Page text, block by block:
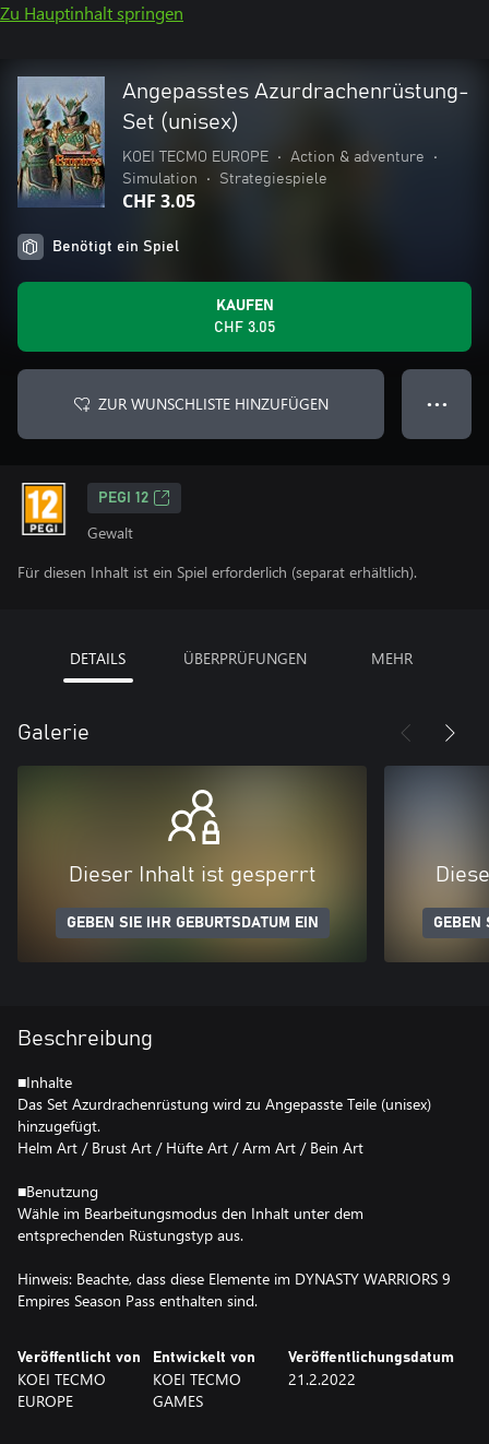
Zu Hauptinhalt springen
Angepasstes Azurdrachenrüstung-
Set (unisex)
KOEI TECMO EUROPE • Action & adventure
•
Simulation
• Strategiespiele
CHF 3.05
Benötigt ein Spiel
KAUFEN
CHF 3.05
ZUR WUNSCHLISTE HINZUFÜGEN ● ● ●
PEGI 12
Gewalt
Für diesen Inhalt ist ein Spiel erforderlich (separat erhältlich).
DETAILS ÜBERPRÜFUNGEN MEHR
Galerie
Dieser Inhalt ist gesperrt
GEBEN SIE IHR GEBURTSDATUM EIN GEBEN
Beschreibung
■Inhalte
Das Set Azurdrachenrüstung wird zu Angepasste Teile (unisex)
hinzugefügt.
Helm Art / Brust Art / Hüfte Art / Arm Art / Bein Art
■Benutzung
Wähle im Bearbeitungsmodus den Inhalt unter dem
entsprechenden Rüstungstyp aus.
Hinweis: Beachte, dass diese Elemente im DYNASTY WARRIORS 9
Empires Season Pass enthalten sind.
Veröffentlicht von
KOEI TECMO
EUROPE
Entwickelt von
KOEI TECMO
GAMES
Veröffentlichungsdatum
21.2.2022